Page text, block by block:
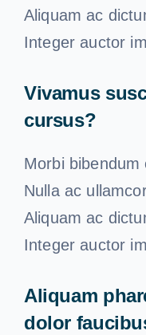
Aliquam ac
Integer auctor
Vivamus
cursus?
Morbi bibendum
Nulla ac
Aliquam ac
Integer auctor
Aliquam
dolor